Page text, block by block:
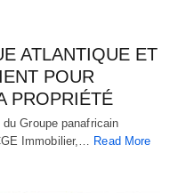
ATLANTIQUE ET
POUR
PROPRIÉTÉ
Groupe panafricain
Immobilier,…
Read More